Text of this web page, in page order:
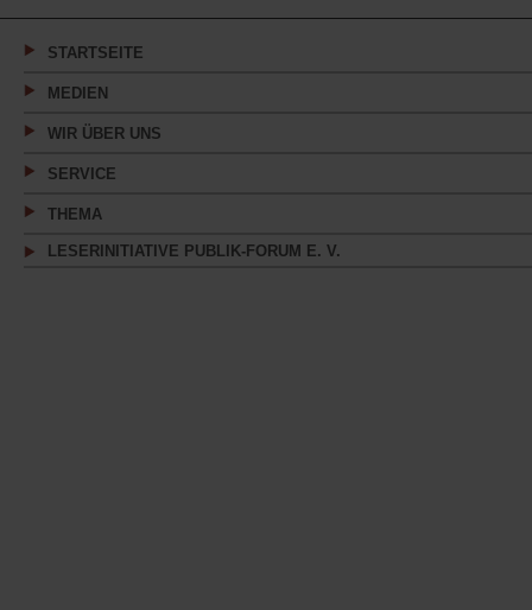
neuen
STARTSEITE
MEDIEN
WIR ÜBER UNS
SERVICE
THEMA
LESERINITIATIVE PUBLIK-FORUM E. V.